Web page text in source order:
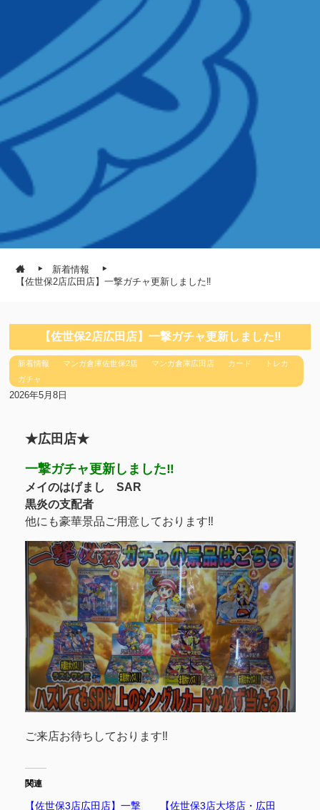
新着情報
【佐世保2店広田店】一撃ガチャ更新しました‼
【佐世保2店広田店】一撃ガチャ更新しました‼
新着情報 マンガ倉庫佐世保2店 マンガ倉庫広田店 カード
トレカ
ガチャ
2026年5月8日
★広田店★
一撃ガチャ更新しました‼
メイのはげまし SAR
黒炎の支配者
他にも豪華景品ご用意しております‼
ご来店お待ちしております‼
関連
【佐世保3店広田店】一撃 【佐世保3店大塔店・広田